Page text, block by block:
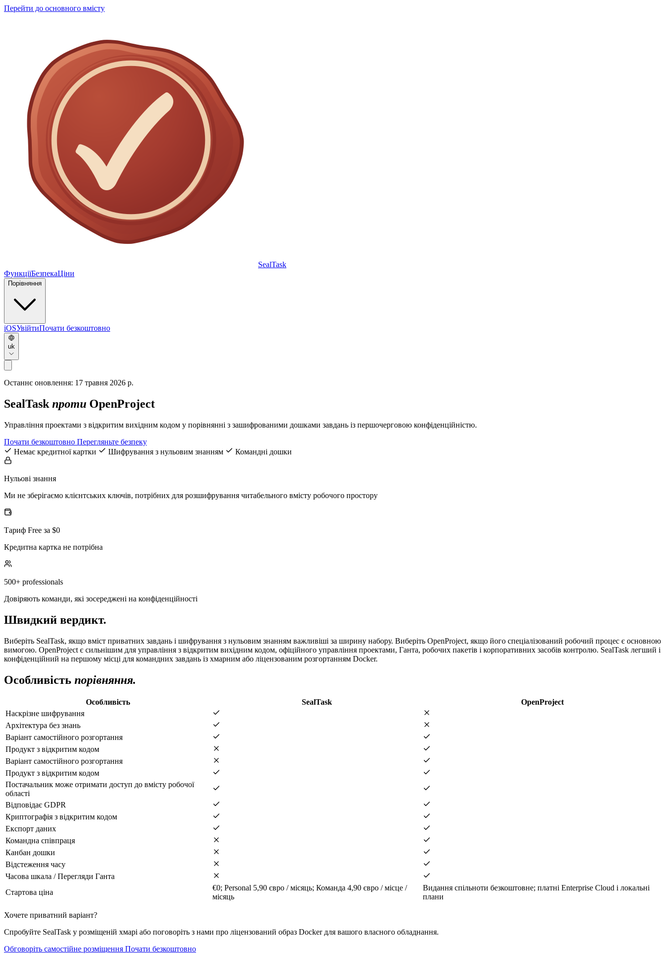
Перейти до основного вмісту
SealTask
ФункціїБезпекаЦіни
Порівняння
iOSУвійтиПочати безкоштовно
uk
Останнє оновлення: 17 травня 2026 р.
SealTask проти OpenProject
Управління проектами з відкритим вихідним кодом у порівнянні з зашифрованими дошками завдань із першочерговою конфіденційністю.
Почати безкоштовно Перегляньте безпеку
Немає кредитної картки
Шифрування з нульовим знанням Командні дошки
Нульові знання
Ми не зберігаємо клієнтських ключів, потрібних для розшифрування читабельного вмісту робочого простору
Тариф Free за $0
Кредитна картка не потрібна
500+ professionals
Довіряють команди, які зосереджені на конфіденційності
Швидкий вердикт.
Виберіть SealTask, якщо вміст приватних завдань і шифрування з нульовим знанням важливіші за ширину набору. Виберіть OpenProject, якщо його спеціалізований робочий процес є основною
вимогою. OpenProject є сильнішим для управління з відкритим вихідним кодом, офіційного управління проектами, Ганта, робочих пакетів і корпоративних засобів контролю. SealTask легший і
конфіденційний на першому місці для командних завдань із хмарним або ліцензованим розгортанням Docker.
Особливість порівняння.
Особливість SealTask
OpenProject
Наскрізне шифрування
Архітектура без знань
Варіант самостійного розгортання
Продукт з відкритим кодом
Варіант самостійного розгортання
Продукт з відкритим кодом
Постачальник може отримати доступ до вмісту робочої
області
Відповідає GDPR
Криптографія з відкритим кодом
Експорт даних
Командна співпраця
Канбан дошки
Відстеження часу
Часова шкала / Перегляди Ганта
Стартова ціна
€0; Personal 5,90 євро / місяць; Команда 4,90 євро / місце /
місяць
Видання спільноти безкоштовне; платні Enterprise Cloud і локальні
плани
Хочете приватний варіант?
Спробуйте SealTask у розміщеній хмарі або поговоріть з нами про ліцензований образ Docker для вашого власного обладнання.
Обговоріть самостійне розміщення Почати безкоштовно